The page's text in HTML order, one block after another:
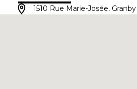
1510 Rue Marie-Josée, Granby